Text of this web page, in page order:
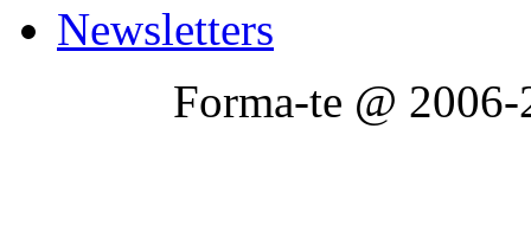
Newsletters
Forma-te @